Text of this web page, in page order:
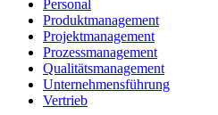
Personal
Produktmanagement
Projektmanagement
Prozessmanagement
Qualitätsmanagement
Unternehmensführung
Vertrieb